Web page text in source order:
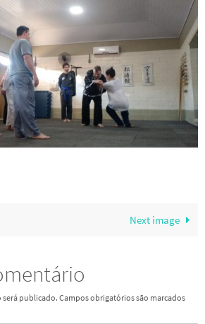
Next image
será publicado.Campos obrigatórios são marcados